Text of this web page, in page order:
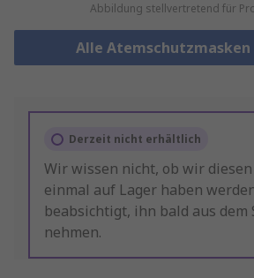
Abbildung stellvertretend für
Alle Atemschutzmasken
Derzeit nicht erhältlich
Wir wissen nicht, ob wir
einmal auf Lager haben
beabsichtigt, ihn bald aus dem
nehmen.